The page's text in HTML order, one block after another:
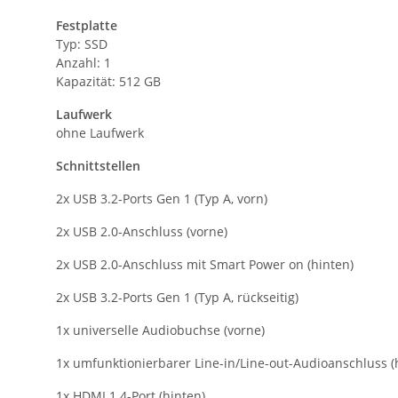
Festplatte
Typ: SSD
Anzahl: 1
Kapazität: 512 GB
Laufwerk
ohne Laufwerk
Schnittstellen
2x USB 3.2-Ports Gen 1 (Typ A, vorn)
2x USB 2.0-Anschluss (vorne)
2x USB 2.0-Anschluss mit Smart Power on (hinten)
2x USB 3.2-Ports Gen 1 (Typ A, rückseitig)
1x universelle Audiobuchse (vorne)
1x umfunktionierbarer Line-in/Line-out-Audioanschluss